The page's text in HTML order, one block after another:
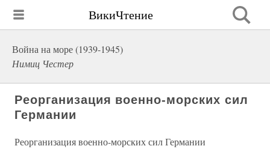
ВикиЧтение
Война на море (1939-1945)
Нимиц Честер
Реорганизация военно-морских сил
Германии
Реорганизация военно-морских сил Германии